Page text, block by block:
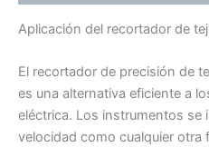
Aplicación del recortador de
El recortador de precisión de
es una alternativa eficiente a
eléctrica. Los instrumentos se
velocidad como cualquier otra